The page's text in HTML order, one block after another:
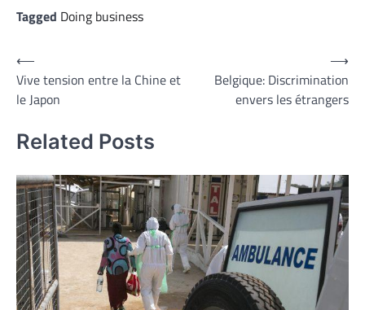
Tagged Doing business
Navigation
de
l’article
⟵
Vive tension entre la Chine et
le Japon
Belgique: Discrimination
envers les étrangers
⟶
Related Posts